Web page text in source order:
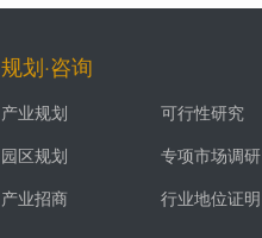
规划·咨询
产业规划
可行性研究
园区规划
专项市场调研
产业招商
行业地位证明